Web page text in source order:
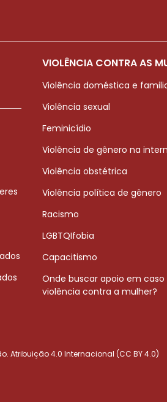
VIOLÊNCIA CONTRA AS
Violência doméstica e
Violência sexual
Feminicídio
Violência de gênero na
Violência obstétrica
Violência política de gênero
Racismo
LGBTQIfobia
Capacitismo
Onde buscar apoio em caso
violência contra a mulher?
Atribuição 4.0 Internacional (CC BY 4.0)